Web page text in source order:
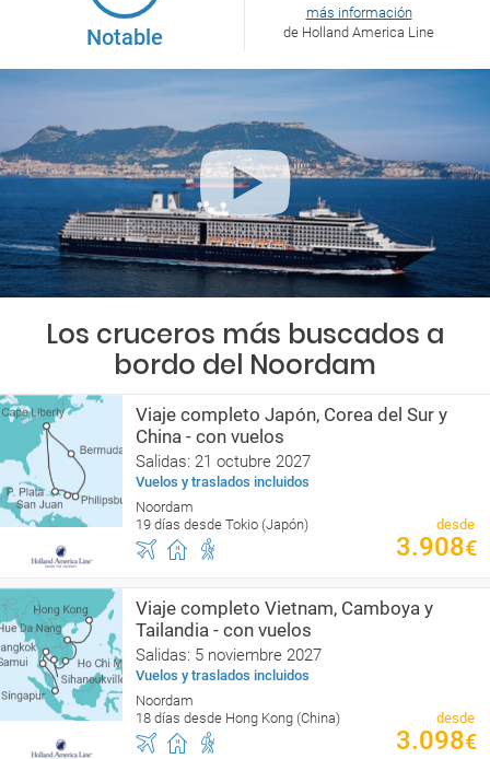
Notable
más información
de Holland America Line
Los cruceros más buscados a
bordo del Noordam
Viaje completo Japón, Corea del Sur y
China - con vuelos
Salidas: 21 octubre 2027
Vuelos y traslados incluidos
Noordam
19 días desde Tokio (Japón)
desde
3.908€
Viaje completo Vietnam, Camboya y
Tailandia - con vuelos
Salidas: 5 noviembre 2027
Vuelos y traslados incluidos
Noordam
18 días desde Hong Kong (China)
desde
3.098€